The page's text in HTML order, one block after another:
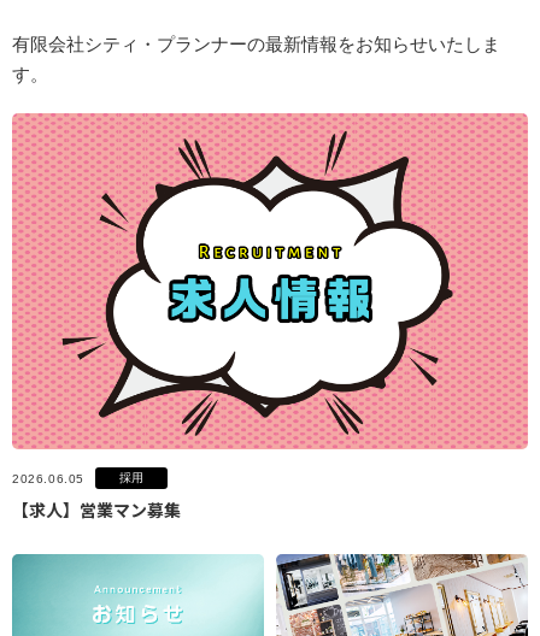
有限会社シティ・プランナーの最新情報をお知らせいたしま
す。
2026.06.05 採用
【求人】営業マン募集